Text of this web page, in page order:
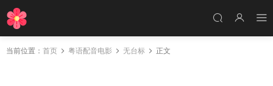
当前位置： 首页 粤语配音电影 无台标 正文